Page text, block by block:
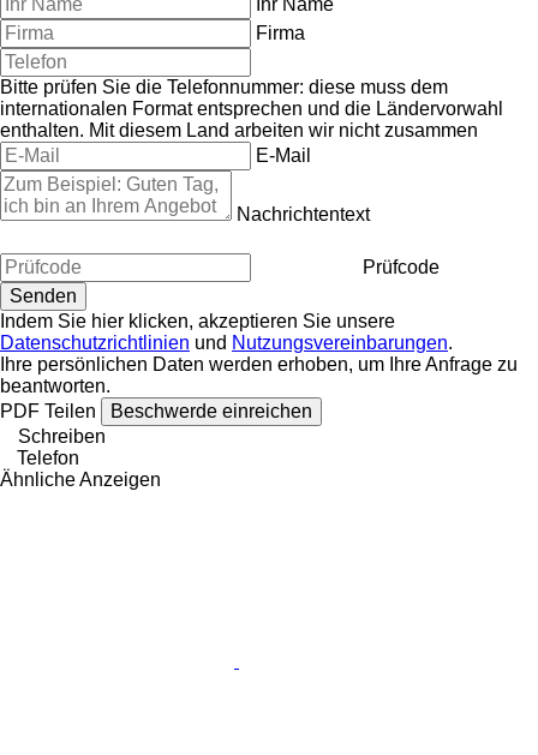
Firma
Bitte prüfen Sie die Telefonnummer: diese muss dem
internationalen Format entsprechen und die Ländervorwahl
enthalten. Mit diesem Land arbeiten wir nicht zusammen
E-Mail
Nachrichtentext
Prüfcode
Indem Sie hier klicken, akzeptieren Sie unsere
Datenschutzrichtlinien und Nutzungsvereinbarungen.
Ihre persönlichen Daten werden erhoben, um Ihre Anfrage zu
beantworten.
PDF Teilen
Beschwerde einreichen
Schreiben
Telefon
Ähnliche Anzeigen